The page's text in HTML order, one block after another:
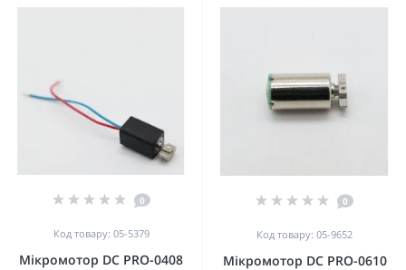
0
Код товару: 05-5379
Мікромотор DC PRO-0408
0
Код товару: 05-9652
Мікромотор DC PRO-0610